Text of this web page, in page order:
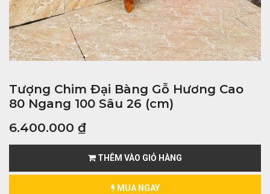
Tượng Chim Đại Bàng Gỗ Hương Cao
80 Ngang 100 Sâu 26 (cm)
6.400.000 ₫
THÊM VÀO GIỎ HÀNG
MUA NGAY